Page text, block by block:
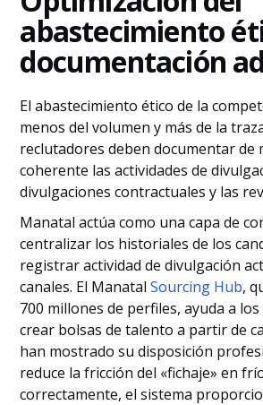
abastecimiento
documentación
El abastecimiento ético de la
menos del volumen y más de la
reclutadores deben documentar de
coherente las actividades de
divulgaciones contractuales y las
Manatal actúa como una capa de
centralizar los historiales de los
registrar actividad de divulgación
canales. El ManatalSourcing Hub,
700 millones de perfiles, ayuda a
crear bolsas de talento a partir de
han mostrado su disposición
reduce la fricción del «fichaje» en
correctamente, el sistema